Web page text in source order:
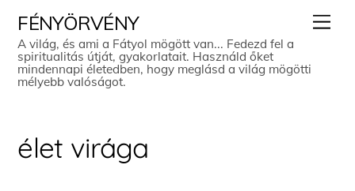
content
FÉNYÖRVÉNY
A világ, és ami a Fátyol mögött van... Fedezd fel a
spiritualitás útját, gyakorlatait. Használd őket
mindennapi életedben, hogy meglásd a világ mögötti
mélyebb valóságot.
élet virága